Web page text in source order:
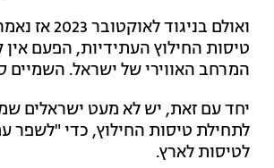
ואולם
טיסות החילוץ העתידיות, הפעם אין
המרחב האווירי של ישראל. השמיים
יחד עם זאת, יש לא מעט ישראלים
לתחילת טיסות החילוץ, כדי "לשפר
לטיסות לארץ.